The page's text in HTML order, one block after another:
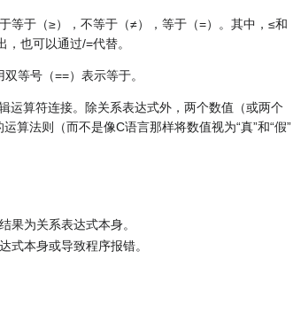
等于（≥），不等于（≠），等于（=）。其中，≤和
，也可以通过/=代替。
等号（==）表示等于。
运算符连接。除关系表达式外，两个数值（或两个
算法则（而不是像C语言那样将数值视为“真”和“假”
果为关系表达式本身。
式本身或导致程序报错。